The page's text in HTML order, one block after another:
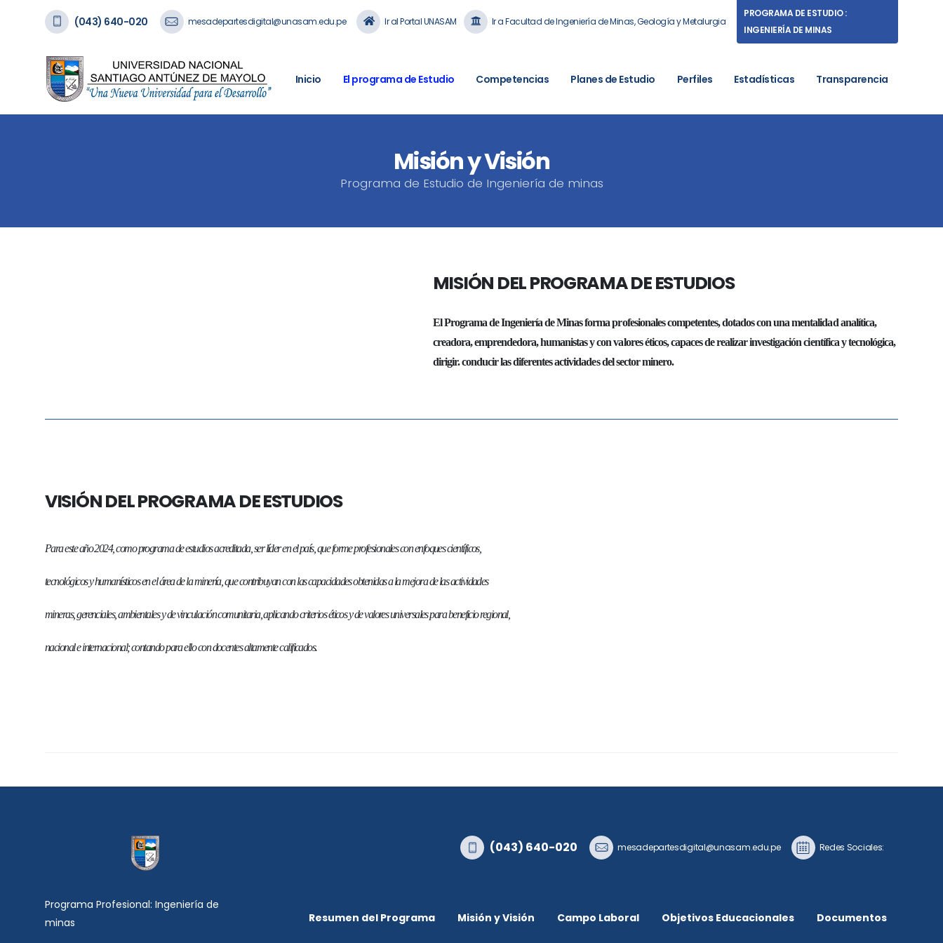
(043) 640-020 mesadepartesdigital@unasam.edu.pe Ir al Portal UNASAM Ir a Facultad de Ingeniería de Minas, Geología y Metalurgia
PROGRAMA DE ESTUDIO :
INGENIERÍA DE MINAS
Inicio El programa de Estudio Competencias Planes de Estudio Perfiles Estadísticas Transparencia
Misión y Visión
Programa de Estudio de Ingeniería de minas
MISIÓN DEL PROGRAMA DE ESTUDIOS
El Programa de Ingeniería de Minas forma profesionales competentes, dotados con una mentalidad analítica,
creadora, emprendedora, humanistas y con valores éticos, capaces de realizar investigación científica y tecnológica,
dirigir. conducir las diferentes actividades del sector minero.
VISIÓN DEL PROGRAMA DE ESTUDIOS
Para este año 2024, como programa de estudios acreditada, ser líder en el país, que forme profesionales con enfoques científicos,
tecnológicos y humanísticos en el área de la minería, que contribuyan con las capacidades obtenidas a la mejora de las actividades
mineras, gerenciales, ambientales y de vinculación comunitaria, aplicando criterios éticos y de valores universales para beneficio regional,
nacional e internacional; contando para ello con docentes altamente calificados.
Programa Profesional: Ingeniería de
minas
(043) 640-020 mesadepartesdigital@unasam.edu.pe Redes Sociales:
Resumen del Programa Misión y Visión Campo Laboral Objetivos Educacionales Documentos